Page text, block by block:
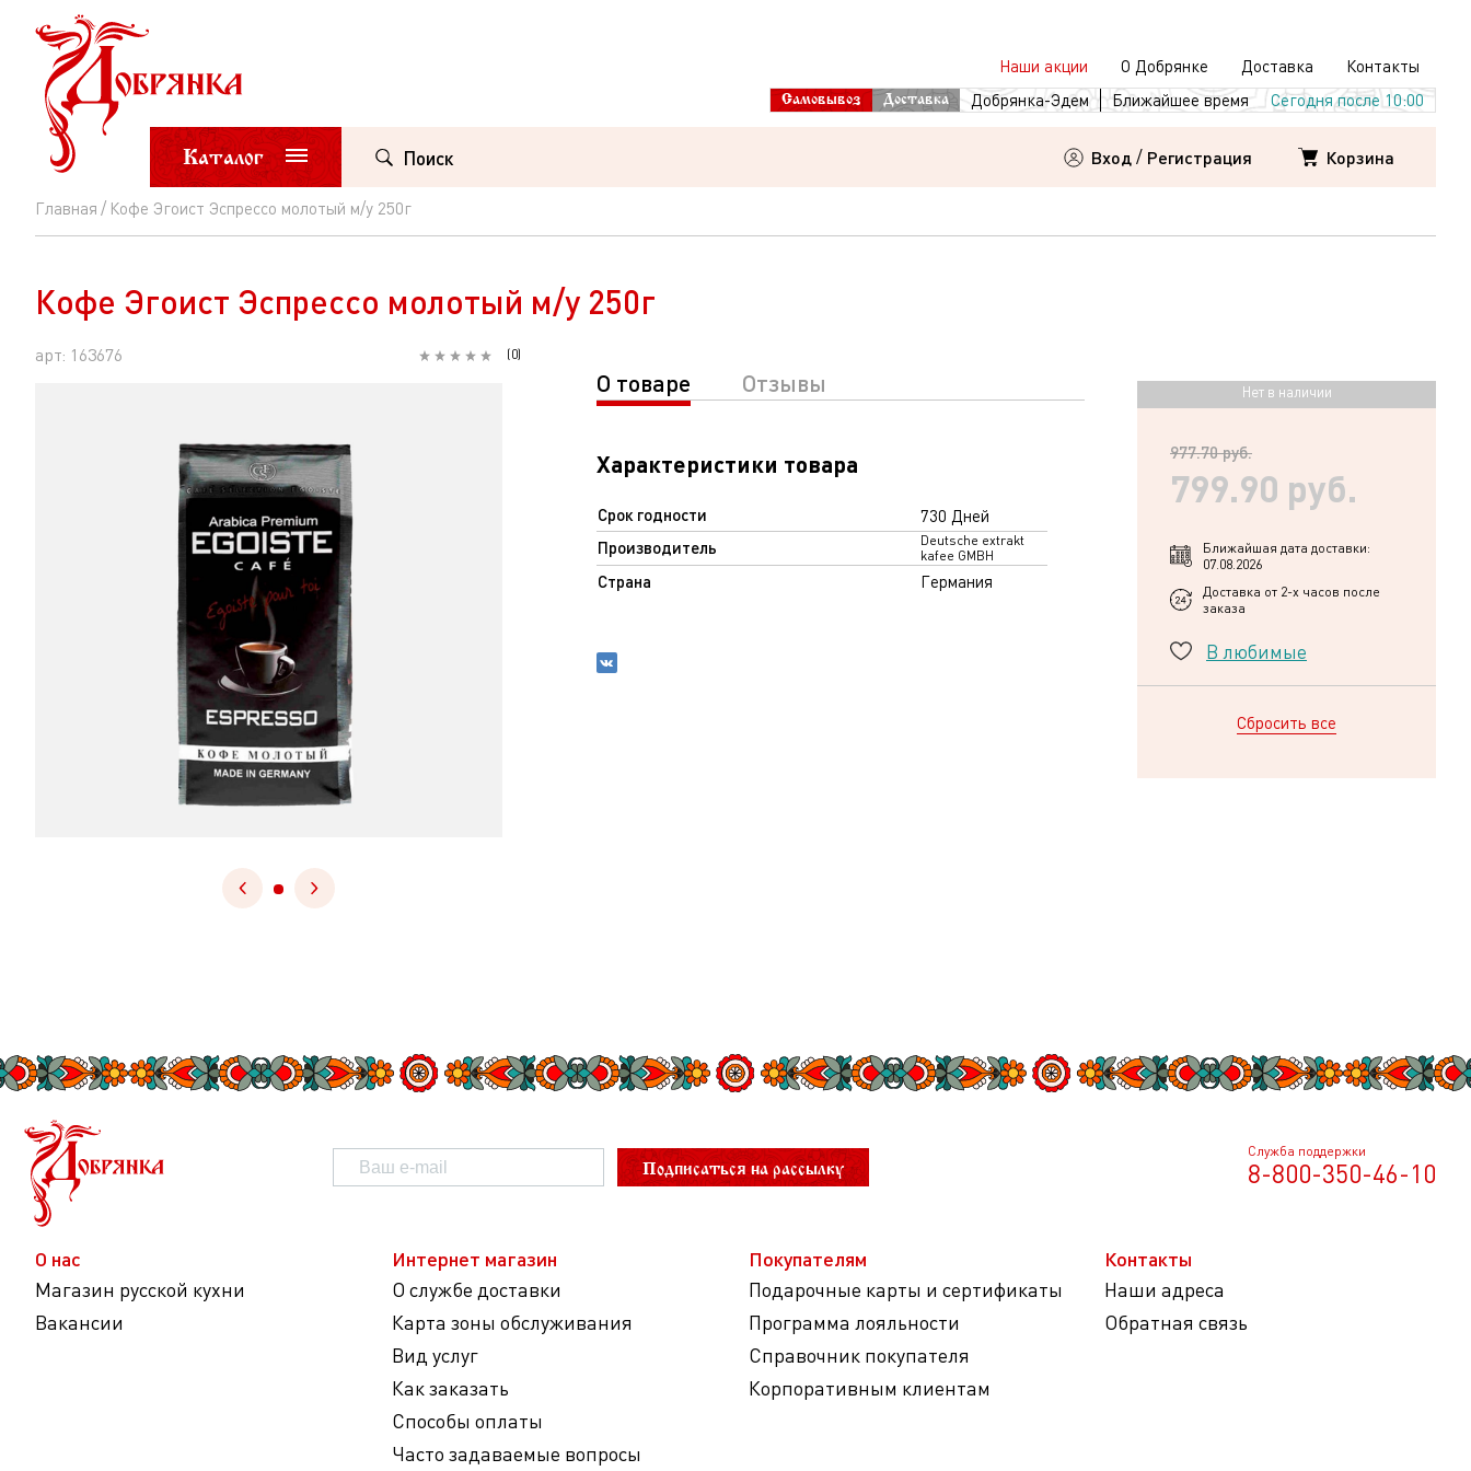
Наши акции О Добрянке Доставка Контакты
Самовывоз Доставка Добрянка-Эдем Ближайшее время Сегодня после 10:00
Каталог Поиск Вход / Регистрация Корзина
Главная Кофе Эгоист Эспрессо молотый м/у 250г
Кофе
Эгоист
Эспрессо
молотый
Кофе Эгоист Эспрессо молотый м/у 250г
арт: 163676 (0)
О товаре Отзывы
Характеристики товара
Срок годности 730 Дней
Производитель
Deutsche extrakt
kafee GMBH
Страна Германия
Нет в наличии
977.70 руб.
799.90 руб.
Ближайшая дата доставки:
07.08.2026
Доставка от 2-х часов после
заказа
В любимые
Сбросить все
Подписаться на рассылку
Служба поддержки
8-800-350-46-10
О нас
Магазин русской кухни
Вакансии
Интернет магазин
О службе доставки
Карта зоны обслуживания
Вид услуг
Как заказать
Способы оплаты
Часто задаваемые вопросы
Покупателям
Подарочные карты и сертификаты
Программа лояльности
Справочник покупателя
Корпоративным клиентам
Контакты
Наши адреса
Обратная связь